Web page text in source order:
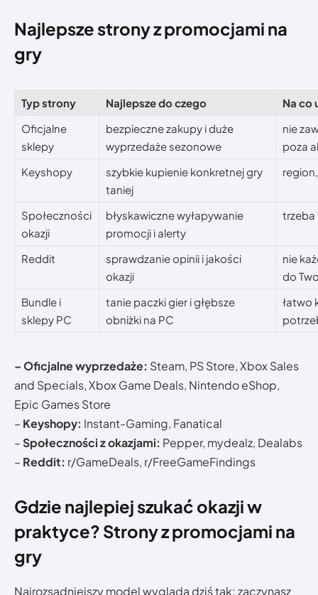
Najlepsze strony z promocjami na
gry
Typ strony Najlepsze do czego
Na co
Oficjalne
sklepy
bezpieczne zakupy i duże
wyprzedaże sezonowe
nie
poza
Keyshopy
szybkie kupienie konkretnej gry
taniej
Społeczności
okazji
błyskawiczne wyłapywanie
promocji i alerty
trzeba
Reddit
sprawdzanie opinii i jakości
okazji
nie
do
Bundle i
sklepy PC
tanie paczki gier i głębsze
obniżki na PC
łatwo
– Oficjalne wyprzedaże: Steam, PS Store, Xbox Sales
and Specials, Xbox Game Deals, Nintendo eShop,
Epic Games Store
– Keyshopy: Instant-Gaming, Fanatical
–Społeczności z okazjami: Pepper, mydealz, Dealabs
– Reddit: r/GameDeals, r/FreeGameFindings
Gdzie najlepiej szukać okazji w
praktyce? Strony z promocjami na
gry
Najrozsądniejszy model wygląda dziś tak: zaczynasz